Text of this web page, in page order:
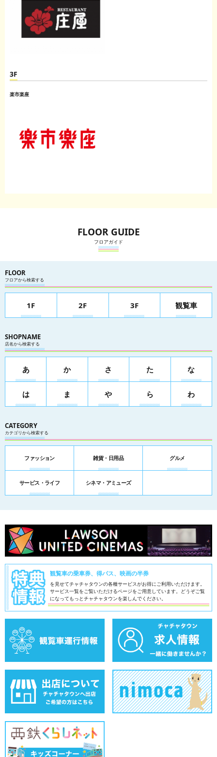
3F
楽市楽座
フロアガイド
FLOOR GUIDE
フロアから検索する
FLOOR
1F 2F 3F 観覧車
店名から検索する
SHOPNAME
あ か さ た な
は ま や ら わ
カテゴリから検索する
CATEGORY
ファッション 雑貨・日用品 グルメ
サービス・ライフ シネマ・アミューズ
観覧車の乗車券、得パス、映画の半券
を見せてチャチャタウンの各種サービスがお得にご利用いただけます。
サービス一覧をご覧いただけるページをご用意しています。 どうぞご覧
になってもっとチャチャタウンを楽しんでください。